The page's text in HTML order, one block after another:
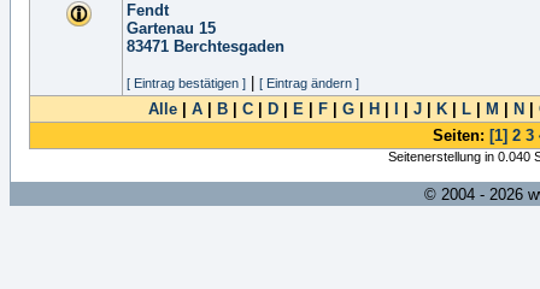
Fendt
Gartenau 15
83471 Berchtesgaden
[ Eintrag bestätigen ] [ Eintrag ändern ]
Alle A B C D E F G H J K L M N
Seiten: [1] 2 3
Seitenerstellung in 0.040
© 2004 - 2026